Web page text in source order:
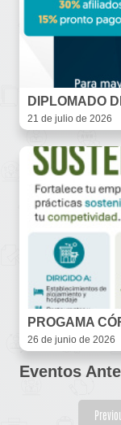
DIPLOMADO
21 de julio de 2026
PROGAMA
26 de junio de 2026
Eventos